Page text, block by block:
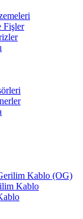
Fişler
Kablo (OG)
Kablo